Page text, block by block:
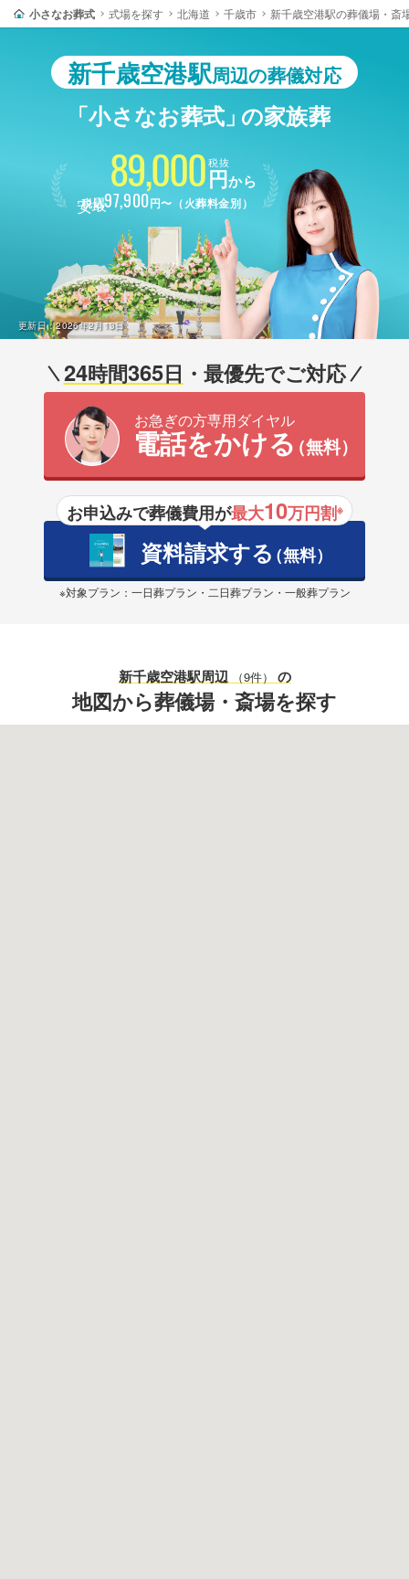
小さなお葬式 式場を探す 北海道 千歳市 新千歳空港駅の葬儀場・斎
新千歳空港駅周辺の葬儀対応
「小さなお葬式」の家族葬
更新日：2026年2月13日
89,000 税抜
円から
税込97,900円〜（火葬料金別）
24時間365日 ・最優先でご対応
お急ぎの方専用ダイヤル
電話をかける（無料）
お申込みで葬儀費用が最大10万円割※
資料請求する（無料）
※対象プラン：一日葬プラン・二日葬プラン・一般葬プラン
新千歳空港駅周辺 （9件） の
地図から葬儀場・斎場を探す